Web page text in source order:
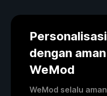
dengan
WeMod
WeMod selalu